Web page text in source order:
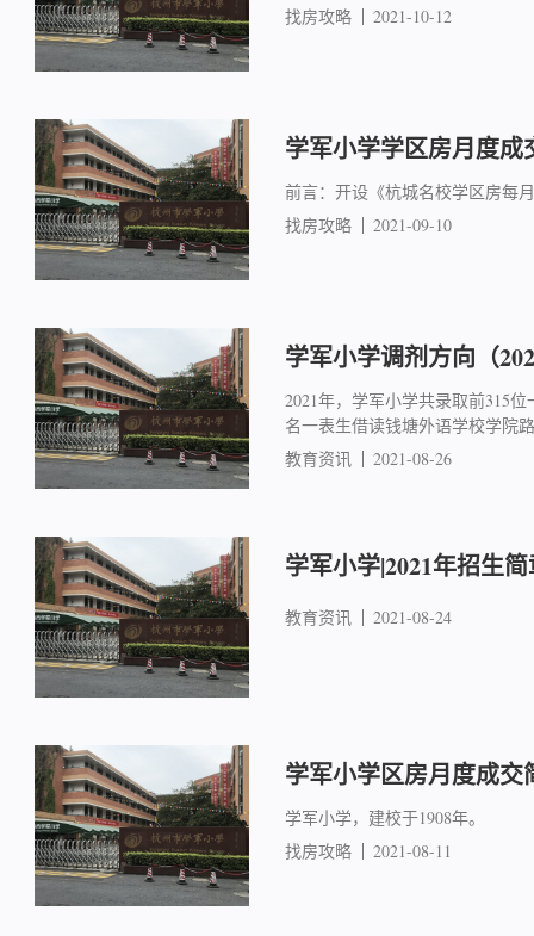
找房攻略
2021-10-12
学军小学学区房月度
前言：开设《杭城名校学区房每
找房攻略
2021-09-10
学军小学调剂方向（
2021年，学军小学共录取前315
名一表生借读钱塘外语学校学院
教育资讯
2021-08-26
学军小学|2021年招生
教育资讯 2021-08-24
学军小学区房月度成
学军小学，建校于1908年。
找房攻略
2021-08-11